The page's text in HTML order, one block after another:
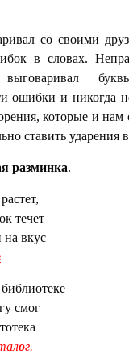
со своими
в словах.
ошибки и никогда
которые и нам
ставить ударения
разминка.
течет
на вкус
смог
ог.